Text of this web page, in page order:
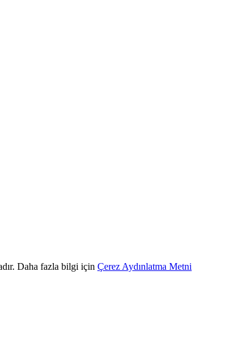
Daha fazla bilgi için Çerez Aydınlatma Metni